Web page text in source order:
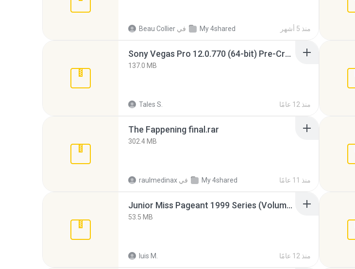
Beau Collier في My 4shared منذ 5 أشهر
Sony Vegas Pro 12.0.770 (64-bit) Pre-Cracked.zip
137.0 MB
Tales S. منذ 12 عامًا
The Fappening final.rar
302.4 MB
raulmedinax في My 4shared منذ 11 عامًا
Junior Miss Pageant 1999 Series (Volume I Part I NC 6).7z
53.5 MB
luis M. منذ 12 عامًا